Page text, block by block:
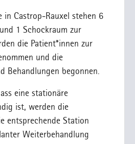
in Castrop-Rauxel stehen 6
1 Schockraum zur
die Patient*innen zur
und die
Behandlungen begonnen.
eine stationäre
ist, werden die
entsprechende Station
Weiterbehandlung